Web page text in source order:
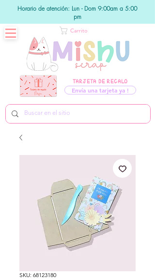
Horario de atención: Lun - Dom 9:00am a 5:00
pm
TARJETA DE REGALO
Envía una tarjeta ya !
Carrito
SKU: 68123180